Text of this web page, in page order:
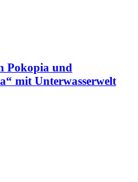
Pokopia und
mit Unterwasserwelt